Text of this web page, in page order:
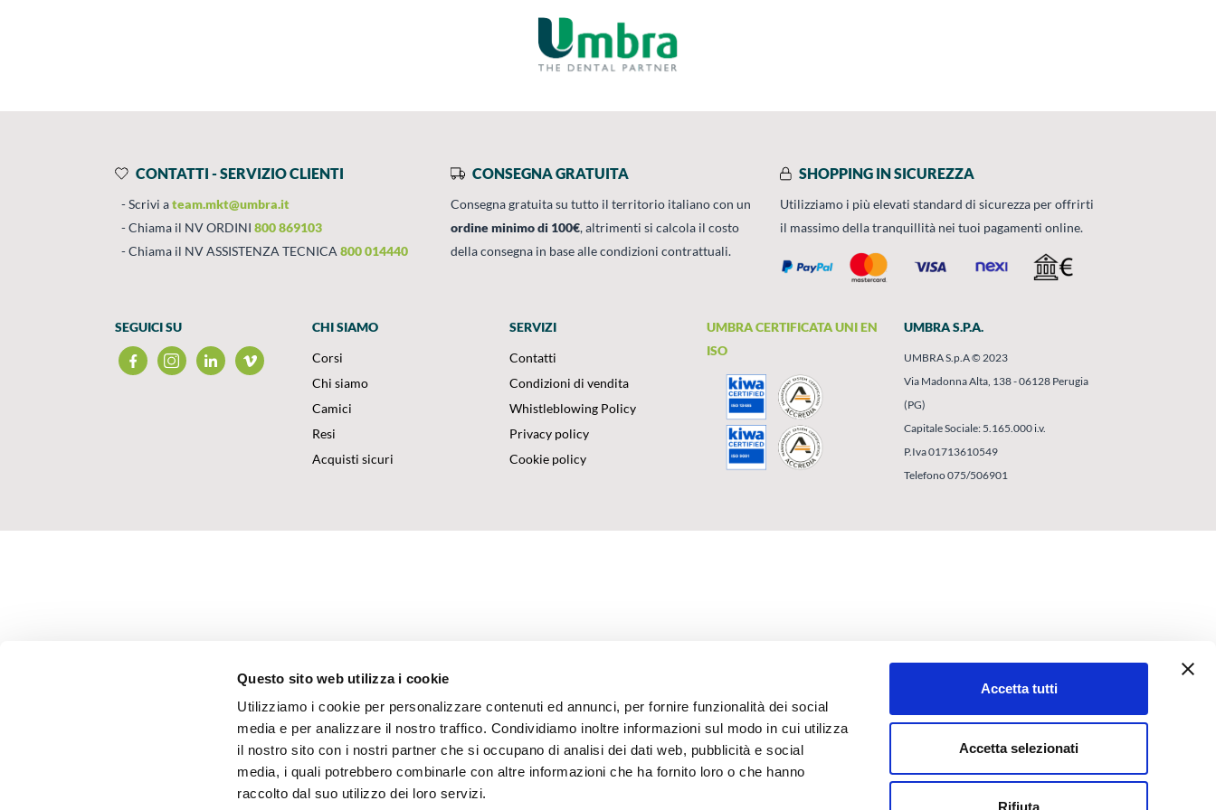
Questo sito web utilizza i cookie
Utilizziamo i cookie per personalizzare contenuti ed annunci, per fornire funzionalità dei social
media e per analizzare il nostro traffico. Condividiamo inoltre informazioni sul modo in cui utilizza
il nostro sito con i nostri partner che si occupano di analisi dei dati web, pubblicità e social
media, i quali potrebbero combinarle con altre informazioni che ha fornito loro o che hanno
raccolto dal suo utilizzo dei loro servizi.
Accetta tutti
Accetta selezionati
Rifiuta
CONTATTI - SERVIZIO CLIENTI
Scrivi ateam.mkt@umbra.it
Chiama il NV ORDINI 800 869103
Chiama il NV ASSISTENZA TECNICA 800 014440
CONSEGNA GRATUITA
Consegna gratuita su tutto il territorio italiano con un
ordine minimo di 100€, altrimenti si calcola il costo
della consegna in base alle condizioni contrattuali.
SHOPPING IN SICUREZZA
Utilizziamo i più elevati standard di sicurezza per offrirti
il massimo della tranquillità nei tuoi pagamenti online.
SEGUICI SU
CHI SIAMO
Corsi
Chi siamo
Camici
Resi
Acquisti sicuri
SERVIZI
Contatti
Condizioni di vendita
Whistleblowing Policy
Privacy policy
Cookie policy
UMBRA CERTIFICATA UNI EN
ISO
UMBRA S.P.A.
UMBRA S.p.A © 2023
Via Madonna Alta, 138 - 06128 Perugia
(PG)
Capitale Sociale: 5.165.000 i.v.
P.Iva 01713610549
Telefono 075/506901